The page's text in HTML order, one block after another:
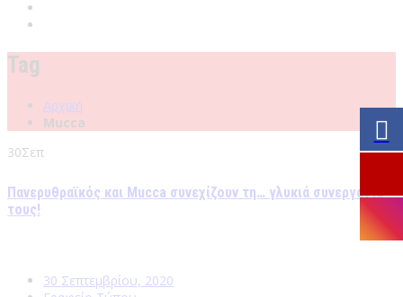
Tag
Αρχική
Mucca
30Σεπ
Πανερυθραϊκός και Mucca συνεχίζουν τη… γλυκιά συνεργασία
τους!
30 Σεπτεμβρίου, 2020